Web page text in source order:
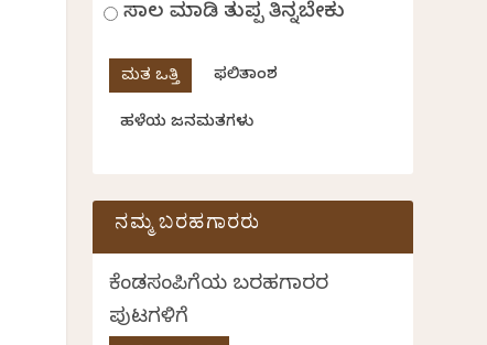
ಸಾಲ ಮಾಡಿ ತುಪ್ಪ ತಿನ್ನಬೇಕು
ಫಲಿತಾಂಶ
ಹಳೆಯ ಜನಮತಗಳು
ನಮ್ಮ ಬರಹಗಾರರು
ಕೆಂಡಸಂಪಿಗೆಯ ಬರಹಗಾರರ
ಪುಟಗಳಿಗೆ